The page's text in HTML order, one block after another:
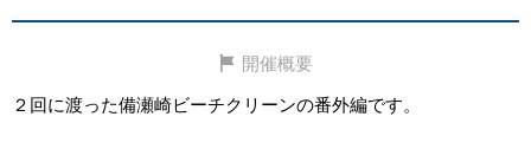
開催概要
２回に渡った備瀬崎ビーチクリーンの番外編です。